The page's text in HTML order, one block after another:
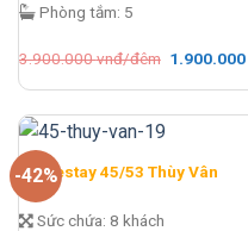
Phòng tắm: 5
3.900.000vnđ/đêm Giá
là:
đêm.
1.900.000
-42%
Homestay 45/53 Thùy Vân
Sức chứa: 8 khách